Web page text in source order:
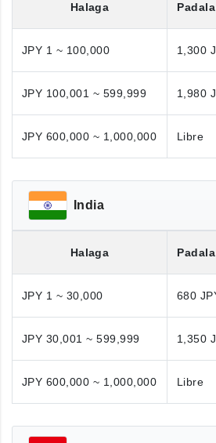
Halaga
JPY 1 ~ 100,000 1,300
JPY 100,001 ~ 599,999 1,980
JPY 600,000 ~ 1,000,000 Libre
India
Halaga
JPY 1 ~ 30,000 680
JPY 30,001 ~ 599,999 1,350
JPY 600,000 ~ 1,000,000 Libre